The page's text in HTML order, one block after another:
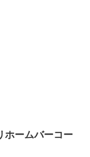
ホームバーコー